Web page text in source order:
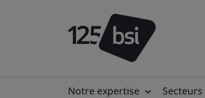
Notre expertise Secteurs